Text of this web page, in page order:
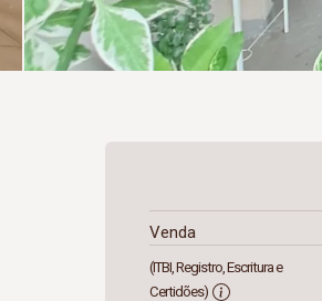
Venda
(ITBI, Registro, Escritura e
Certidões)